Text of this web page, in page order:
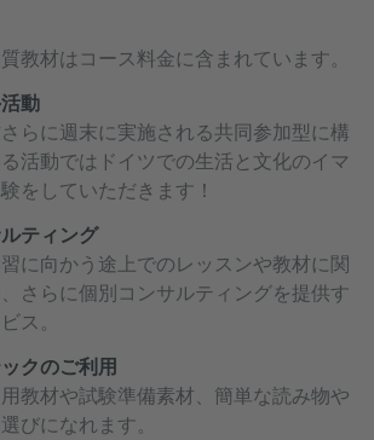
教材はコース料金に含まれています。
動
らに週末に実施される共同参加型に構
活動ではドイツでの生活と文化のイマ
をしていただきます！
ティング
習に向かう途上でのレッスンや教材に関
さらに個別コンサルティングを提供す
ス。
クのご利用
教材や試験準備素材、簡単な読み物や
びになれます。